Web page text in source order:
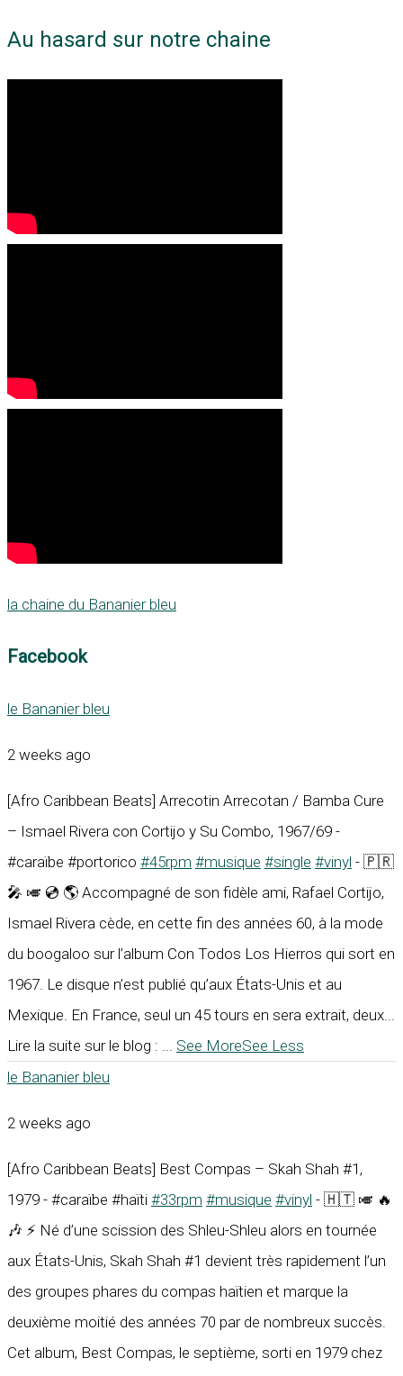
Au hasard sur notre chaine
la chaine du Bananier bleu
Facebook
le Bananier bleu
2 weeks ago
[Afro Caribbean Beats] Arrecotin Arrecotan / Bamba Cure
– Ismael Rivera con Cortijo y Su Combo, 1967/69 -
#caraïbe #portorico #45rpm #musique #single #vinyl - 🇵🇷
🎤 🎺 💿 🌎 Accompagné de son fidèle ami, Rafael Cortijo,
Ismael Rivera cède, en cette fin des années 60, à la mode
du boogaloo sur l’album Con Todos Los Hierros qui sort en
1967. Le disque n’est publié qu’aux États-Unis et au
Mexique. En France, seul un 45 tours en sera extrait, deux...
Lire la suite sur le blog : ... See MoreSee Less
le Bananier bleu
2 weeks ago
[Afro Caribbean Beats] Best Compas – Skah Shah #1,
1979 - #caraïbe #haïti #33rpm #musique #vinyl - 🇭🇹 🎺 🔥
🎶 ⚡ Né d’une scission des Shleu-Shleu alors en tournée
aux États-Unis, Skah Shah #1 devient très rapidement l’un
des groupes phares du compas haïtien et marque la
deuxième moitié des années 70 par de nombreux succès.
Cet album, Best Compas, le septième, sorti en 1979 chez